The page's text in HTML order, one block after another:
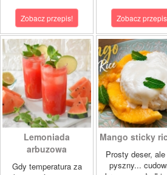
Zobacz przepis! Zobacz
Lemoniada
arbuzowa
Gdy temperatura za
Mango sticky
Prosty deser,
pyszny...